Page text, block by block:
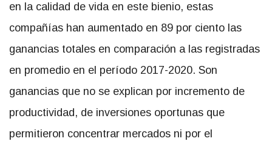
en la calidad de vida en este bienio, estas
compañías han aumentado en 89 por ciento las
ganancias totales en comparación a las registradas
en promedio en el período 2017-2020. Son
ganancias que no se explican por incremento de
productividad, de inversiones oportunas que
permitieron concentrar mercados ni por el